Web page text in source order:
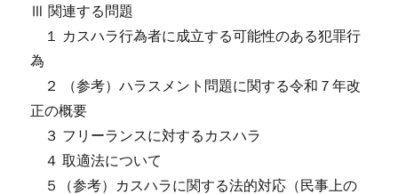
Ⅲ 関連する問題
１ カスハラ行為者に成立する可能性のある犯罪行
為
２ （参考）ハラスメント問題に関する令和７年改
正の概要
３ フリーランスに対するカスハラ
４ 取適法について
５（参考）カスハラに関する法的対応（民事上の